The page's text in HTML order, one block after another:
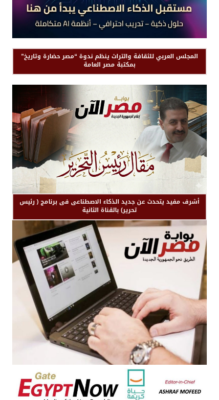
المجلس العربي للثقافة والتراث ينظم ندوة “مصر حضارة وتاريخ”
بمكتبة مصر العامة
أشرف مفيد يتحدث عن جديد الذكاء الاصطناعى فى برنامج ( رئيس
تحرير) بالقناة الثانية